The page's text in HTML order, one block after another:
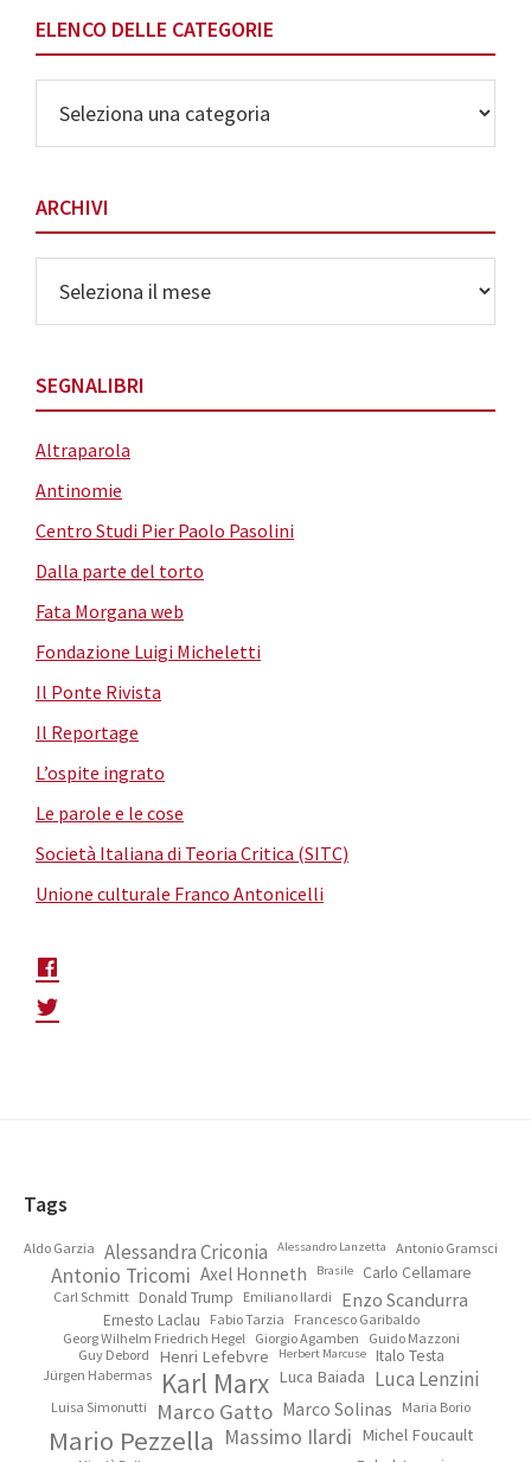
ELENCO DELLE CATEGORIE
delle
Categorie
ARCHIVI
SEGNALIBRI
Altraparola
Antinomie
Centro Studi Pier Paolo Pasolini
Dalla parte del torto
Fata Morgana web
Fondazione Luigi Micheletti
Il Ponte Rivista
Il Reportage
L’ospite ingrato
Le parole e le cose
Società Italiana di Teoria Critica (SITC)
Unione culturale Franco Antonicelli
Footer
Tags
Aldo Garzia Alessandra Criconia Alessandro Lanzetta Antonio Gramsci
Antonio Tricomi Axel Honneth Brasile Carlo Cellamare
Carl Schmitt Donald Trump Emiliano Ilardi Enzo Scandurra
Ernesto Laclau Fabio Tarzia
Francesco Garibaldo
Georg Wilhelm Friedrich Hegel
Giorgio Agamben
Guido Mazzoni
Guy Debord
Henri Lefebvre Herbert Marcuse Italo Testa
Jürgen Habermas Karl Marx Luca Baiada Luca Lenzini
Luisa Simonutti Marco Gatto Marco Solinas Maria Borio
Mario Pezzella Massimo Ilardi Michel Foucault